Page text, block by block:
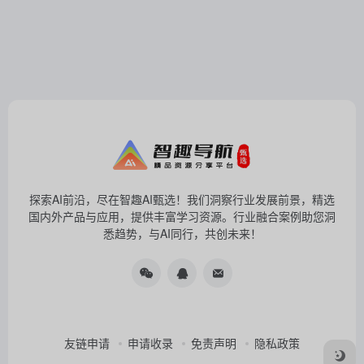
探索AI前沿，尽在智趣AI甄选！我们洞察行业发展前景，精选
国内外产品与应用，提供丰富学习资源。行业融合案例助您洞
悉趋势，与AI同行，共创未来！
友链申请 申请收录 免责声明 隐私政策